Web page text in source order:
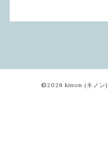
©2026 kinon (キノン)